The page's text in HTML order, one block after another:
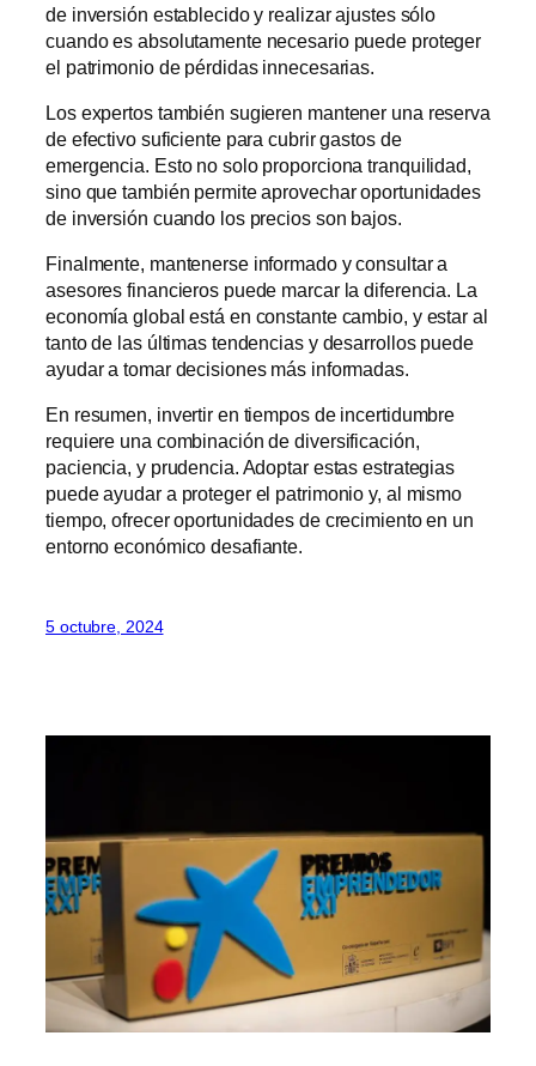
de inversión establecido y realizar ajustes sólo
cuando es absolutamente necesario puede proteger
el patrimonio de pérdidas innecesarias.
Los expertos también sugieren mantener una reserva
de efectivo suficiente para cubrir gastos de
emergencia. Esto no solo proporciona tranquilidad,
sino que también permite aprovechar oportunidades
de inversión cuando los precios son bajos.
Finalmente, mantenerse informado y consultar a
asesores financieros puede marcar la diferencia. La
economía global está en constante cambio, y estar al
tanto de las últimas tendencias y desarrollos puede
ayudar a tomar decisiones más informadas.
En resumen, invertir en tiempos de incertidumbre
requiere una combinación de diversificación,
paciencia, y prudencia. Adoptar estas estrategias
puede ayudar a proteger el patrimonio y, al mismo
tiempo, ofrecer oportunidades de crecimiento en un
entorno económico desafiante.
5 octubre, 2024